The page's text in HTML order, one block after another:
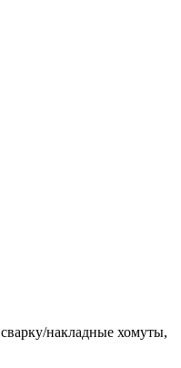
накладные хомуты,